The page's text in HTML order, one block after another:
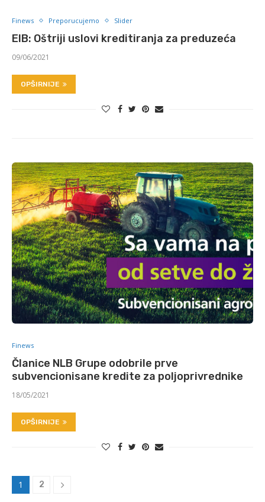
Finews Preporucujemo Slider
EIB: Oštriji uslovi kreditiranja za preduzeća
09/06/2021
OPŠIRNIJE
Finews
Članice NLB Grupe odobrile prve
subvencionisane kredite za poljoprivrednike
18/05/2021
OPŠIRNIJE
1 2